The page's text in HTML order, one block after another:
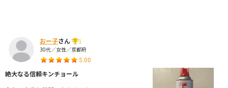
おー子さん
1
30代／女性／京都府
5.00
絶大なる信頼キンチョール